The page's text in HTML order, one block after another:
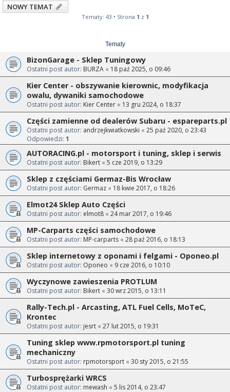
NOWY TEMAT
Tematy: 43 • Strona 1 z 1
Tematy
BizonGarage - Sklep Tuningowy
Ostatni post autor: BURZA « 18 paź 2025, o 09:46
Kier Center - obszywanie kierownic, modyfikacja
owalu, dywaniki samochodowe
Ostatni post autor: Kier Center « 13 gru 2024, o 18:37
Części zamienne od dealerów Subaru - espareparts.pl
Ostatni post autor: andrzejkwiatkowski « 25 paź 2020, o 23:43
Odpowiedzi: 1
AUTORACING.pl - motorsport i tuning, sklep i serwis
Ostatni post autor: Bikert « 5 cze 2019, o 13:29
Sklep z częściami Germaz-Bis Wrocław
Ostatni post autor: Germaz « 18 kwie 2017, o 18:26
Elmot24 Sklep Auto Części
Ostatni post autor: elmot8 « 24 mar 2017, o 19:46
MP-Carparts części samochodowe
Ostatni post autor: MP-carparts « 28 paź 2016, o 18:13
Sklep internetowy z oponami i felgami - Oponeo.pl
Ostatni post autor: Oponeo « 9 cze 2016, o 10:10
Wyczynowe zawieszenia PROTLUM
Ostatni post autor: Bikert « 30 wrz 2015, o 13:11
Rally-Tech.pl - Arcasting, ATL Fuel Cells, MoTeC,
Krontec
Ostatni post autor: jesrt « 27 lut 2015, o 19:31
Tuning sklep www.rpmotorsport.pl tuning
mechaniczny
Ostatni post autor: rpmotorsport « 30 sty 2015, o 21:55
Turbosprężarki WRCS
Ostatni post autor: mewash « 5 lis 2014, o 23:47